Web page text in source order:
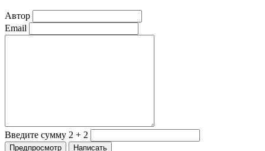
Автор
Email
Введите сумму 2 + 2